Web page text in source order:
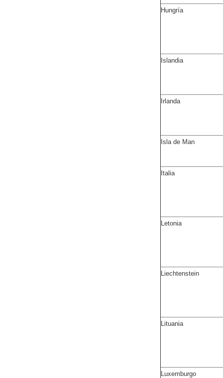
Hungría
Islandia
Irlanda
Isla de Man
Italia
Letonia
Liechtenstein
Lituania
Luxemburgo